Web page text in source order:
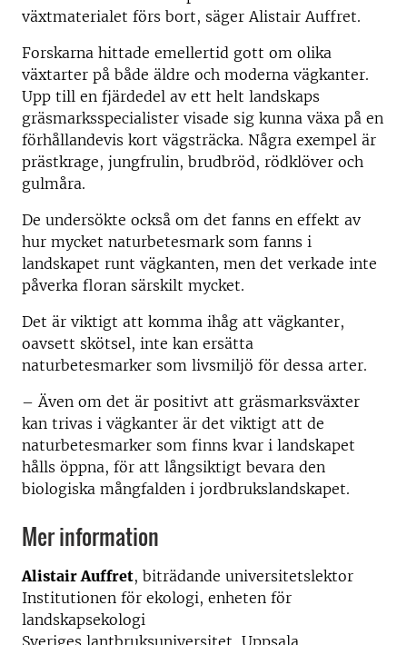
växtmaterialet förs bort, säger Alistair Auffret.
Forskarna hittade emellertid gott om olika
växtarter på både äldre och moderna vägkanter.
Upp till en fjärdedel av ett helt landskaps
gräsmarksspecialister visade sig kunna växa på en
förhållandevis kort vägsträcka. Några exempel är
prästkrage, jungfrulin, brudbröd, rödklöver och
gulmåra.
De undersökte också om det fanns en effekt av
hur mycket naturbetesmark som fanns i
landskapet runt vägkanten, men det verkade inte
påverka floran särskilt mycket.
Det är viktigt att komma ihåg att vägkanter,
oavsett skötsel, inte kan ersätta
naturbetesmarker som livsmiljö för dessa arter.
– Även om det är positivt att gräsmarksväxter
kan trivas i vägkanter är det viktigt att de
naturbetesmarker som finns kvar i landskapet
hålls öppna, för att långsiktigt bevara den
biologiska mångfalden i jordbrukslandskapet.
Mer information
Alistair Auffret, biträdande universitetslektor
Institutionen för ekologi, enheten för
landskapsekologi
Sveriges lantbruksuniversitet, Uppsala